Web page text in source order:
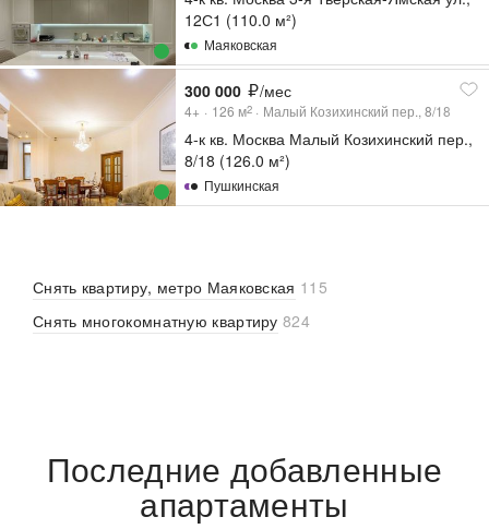
12С1 (110.0 м²)
Маяковская
300 000 /мес
4+ 126 м2 Малый Козихинский пер., 8/18
4-к кв. Москва Малый Козихинский пер.,
8/18 (126.0 м²)
Пушкинская
Снять квартиру, метро Маяковская 115
Снять многокомнатную квартиру 824
Последние добавленные
апартаменты